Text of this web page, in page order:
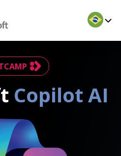
Copilot AI